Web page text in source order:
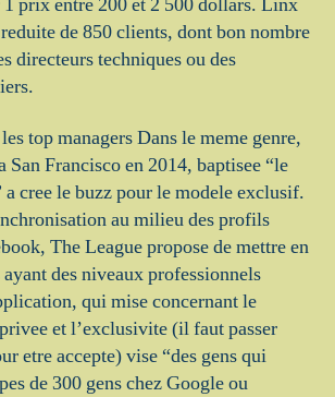
de 850 clients, dont bon nombre
directeurs techniques ou des
top managers Dans le meme genre,
San Francisco en 2014, baptisee “le
a cree le buzz pour le modele exclusif.
au milieu des profils
The League propose de mettre en
des niveaux professionnels
qui mise concernant le
et l’exclusivite (il faut passer
etre accepte) vise “des gens qui
de 300 gens chez Google ou